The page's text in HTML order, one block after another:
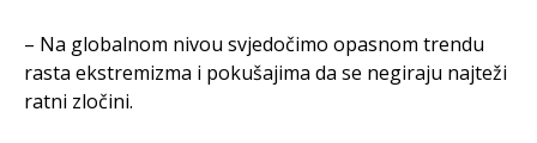
– Na globalnom nivou svjedočimo opasnom trendu
rasta ekstremizma i pokušajima da se negiraju najteži
ratni zločini.